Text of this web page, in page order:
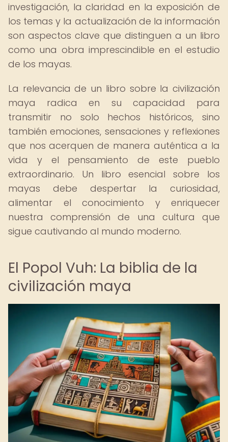
investigación, la claridad en la exposición de
los temas y la actualización de la información
son aspectos clave que distinguen a un libro
como una obra imprescindible en el estudio
de los mayas.
La relevancia de un libro sobre la civilización
maya radica en su capacidad para
transmitir no solo hechos históricos, sino
también emociones, sensaciones y reflexiones
que nos acerquen de manera auténtica a la
vida y el pensamiento de este pueblo
extraordinario. Un libro esencial sobre los
mayas debe despertar la curiosidad,
alimentar el conocimiento y enriquecer
nuestra comprensión de una cultura que
sigue cautivando al mundo moderno.
El Popol Vuh: La biblia de la
civilización maya